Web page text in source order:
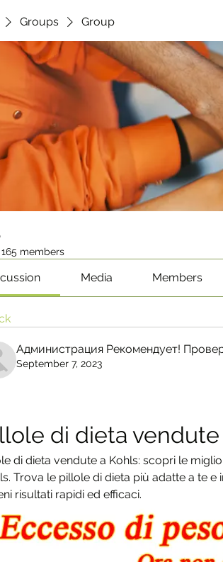
Groups Group
165 members
Media Members
Администрация Рекомендует!
September 7, 2023
di dieta
di dieta vendute a Kohls: scopri le
Trova le pillole di dieta più adatte a te e
risultati rapidi ed efficaci.